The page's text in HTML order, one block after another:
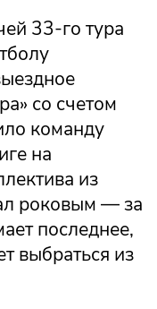
33-го тура
со счетом
команду
на
из
роковым — за
последнее,
выбраться из